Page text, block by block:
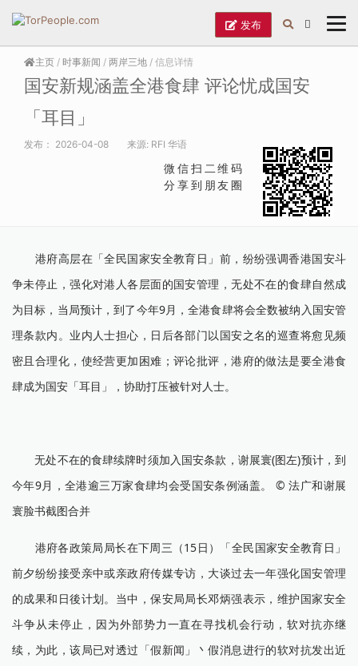
发布
主页 / 时事新闻 / 两岸三地 / 信息详情
国安新规涵盖全港食肆 评论忧成国安
「耳目」
发布： 2026-04-08 来源: RFI 华语
微信扫二维码
分享到朋友圈
港府高层在「全民国家安全教育日」前，纷纷强调香港国安斗
争未停止，强化对港人各层面的国安管理，无处不在的食肆自然成
为目标，当局预计，到了今年9月，全港食肆将会全数被纳入国安管
理条款内。业内人士担心，日后各部门以国安之名的巡查将愈见频
密且合理化，使经营更加困难；评论批评，港府的做法是要全港食
肆成为国安「耳目」，协助打压被针对人士。
无处不在的食肆续牌时须加入国安条款，谢展寰(图左)预计，到
今年9月，全港逾三万家食肆均会受国安条例涵盖。 © 法广和谢展
寰脸书截图合并
港府各政策局局长在下周三（15日）「全民国家安全教育日」
前夕纷纷接受亲中或亲政府传媒专访，大谈过去一年强化国安管理
的成果和日後计划。当中，保安局局长邓炳强表示，维护国家安全
斗争从未停止，因为外部势力一直在寻找机会行动，软对抗亦继
续，为此，该局已对透过「假新闻」丶假消息进行的软对抗发出近